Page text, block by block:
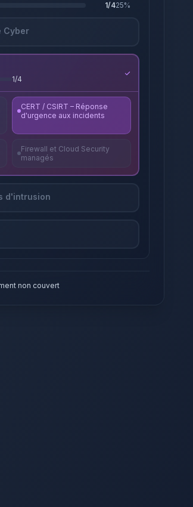
1/425%
Cyber
1/4
CERT / CSIRT – Réponse
d'urgence aux incidents
Firewall et Cloud Security
managés
d'intrusion
non couvert